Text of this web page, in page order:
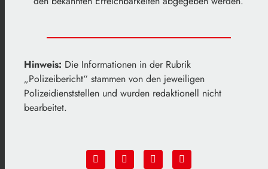
Hinweis: Die Informationen in der Rubrik
„Polizeibericht“ stammen von den jeweiligen
Polizeidienststellen und wurden redaktionell nicht
bearbeitet.